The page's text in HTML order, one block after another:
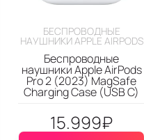
БЕСПРОВОДНЫЕ
НАУШНИКИ APPLE AIRPODS
Беспроводные
наушники Apple AirPods
Pro 2 (2023) MagSafe
Charging Case (USB C)
15.999₽